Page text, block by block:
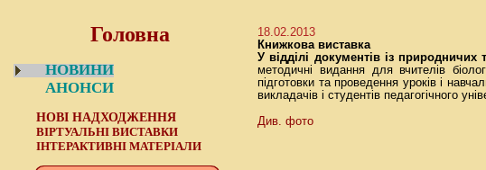
Головна
НОВИНИ
АНОНСИ
НОВІ НАДХОДЖЕННЯ
ВІРТУАЛЬНІ ВИСТАВКИ
ІНТЕРАКТИВНІ МАТЕРІАЛИ
18.02.2013
Книжкова виставка
У відділі документів із природничих
методичні видання для вчителів
підготовки та проведення уроків і
викладачів і студентів педагогічного
Див. фото